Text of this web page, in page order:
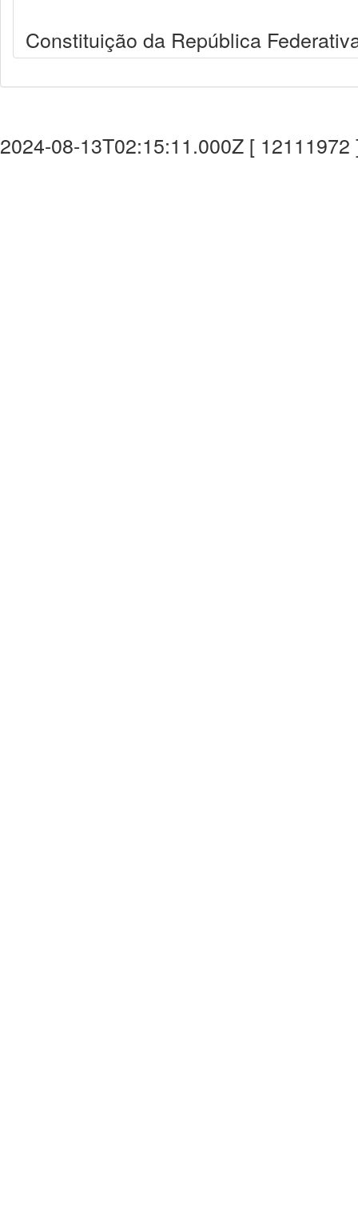
Constituição da República
2024-08-13T02:15:11.000Z [ 12111972